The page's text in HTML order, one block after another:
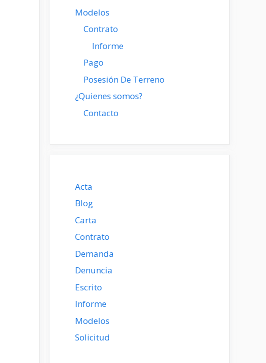
Modelos
Contrato
Informe
Pago
Posesión De Terreno
¿Quienes somos?
Contacto
Acta
Blog
Carta
Contrato
Demanda
Denuncia
Escrito
Informe
Modelos
Solicitud